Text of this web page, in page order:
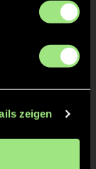
zeigen
= Kapitän